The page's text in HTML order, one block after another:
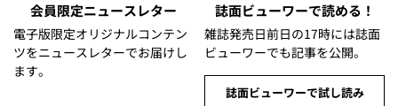
会員限定ニュースレター
電子版限定オリジナルコンテン
ツをニュースレターでお届けし
ます。
誌面ビューワーで読める！
雑誌発売日前日の17時には誌面
ビューワーでも記事を公開。
誌面ビューワーで試し読み